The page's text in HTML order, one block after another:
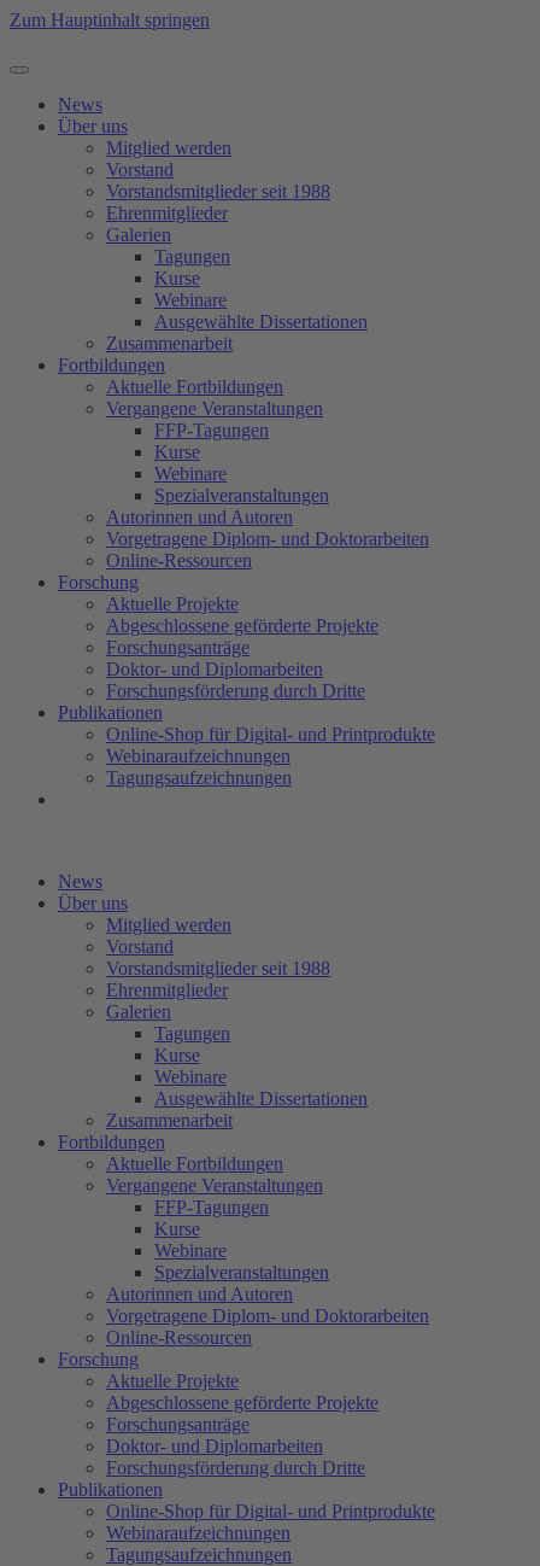
Zum Hauptinhalt springen
News
Über uns
Mitglied werden
Vorstand
Vorstandsmitglieder seit 1988
Ehrenmitglieder
Galerien
Tagungen
Kurse
Webinare
Ausgewählte Dissertationen
Zusammenarbeit
Fortbildungen
Aktuelle Fortbildungen
Vergangene Veranstaltungen
FFP-Tagungen
Kurse
Webinare
Spezialveranstaltungen
Autorinnen und Autoren
Vorgetragene Diplom- und Doktorarbeiten
Online-Ressourcen
Forschung
Aktuelle Projekte
Abgeschlossene geförderte Projekte
Forschungsanträge
Doktor- und Diplomarbeiten
Forschungsförderung durch Dritte
Publikationen
Online-Shop für Digital- und Printprodukte
Webinaraufzeichnungen
Tagungsaufzeichnungen
News
Über uns
Mitglied werden
Vorstand
Vorstandsmitglieder seit 1988
Ehrenmitglieder
Galerien
Tagungen
Kurse
Webinare
Ausgewählte Dissertationen
Zusammenarbeit
Fortbildungen
Aktuelle Fortbildungen
Vergangene Veranstaltungen
FFP-Tagungen
Kurse
Webinare
Spezialveranstaltungen
Autorinnen und Autoren
Vorgetragene Diplom- und Doktorarbeiten
Online-Ressourcen
Forschung
Aktuelle Projekte
Abgeschlossene geförderte Projekte
Forschungsanträge
Doktor- und Diplomarbeiten
Forschungsförderung durch Dritte
Publikationen
Online-Shop für Digital- und Printprodukte
Webinaraufzeichnungen
Tagungsaufzeichnungen